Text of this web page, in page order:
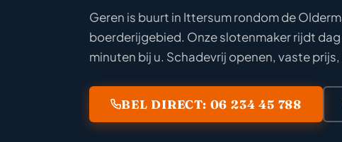
Geren is buurt in Ittersum rondom de
boerderijgebied. Onze slotenmaker rijdt
minuten bij u. Schadevrij openen, vaste
BEL DIRECT: 06 234 45 788